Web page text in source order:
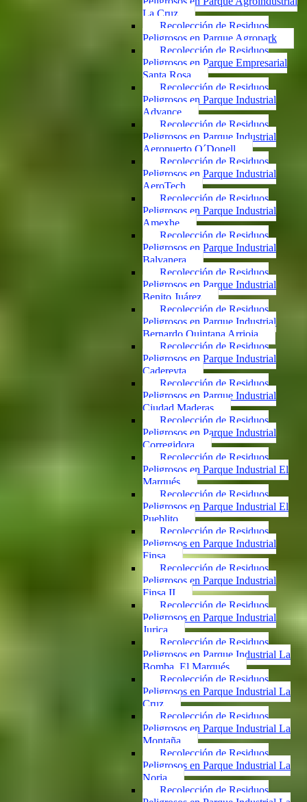
La Cruz
Recolección de Residuos
Peligrosos en Parque Agropark
Recolección de Residuos
Peligrosos en Parque Empresarial
Santa Rosa
Recolección de Residuos
Peligrosos en Parque Industrial
Advance
Recolección de Residuos
Peligrosos en Parque Industrial
Aeropuerto O´Donell
Recolección de Residuos
Peligrosos en Parque Industrial
AeroTech
Recolección de Residuos
Peligrosos en Parque Industrial
Amexhe
Recolección de Residuos
Peligrosos en Parque Industrial
Balvanera
Recolección de Residuos
Peligrosos en Parque Industrial
Benito Juárez
Recolección de Residuos
Peligrosos en Parque Industrial
Bernardo Quintana Arrioja
Recolección de Residuos
Peligrosos en Parque Industrial
Cadereyta
Recolección de Residuos
Peligrosos en Parque Industrial
Ciudad Maderas
Recolección de Residuos
Peligrosos en Parque Industrial
Corregidora
Recolección de Residuos
Peligrosos en Parque Industrial El
Marqués
Recolección de Residuos
Peligrosos en Parque Industrial El
Pueblito
Recolección de Residuos
Peligrosos en Parque Industrial
Finsa
Recolección de Residuos
Peligrosos en Parque Industrial
Finsa II
Recolección de Residuos
Peligrosos en Parque Industrial
Jurica
Recolección de Residuos
Peligrosos en Parque Industrial La
Bomba, El Marqués
Recolección de Residuos
Peligrosos en Parque Industrial La
Cruz
Recolección de Residuos
Peligrosos en Parque Industrial La
Montaña
Recolección de Residuos
Peligrosos en Parque Industrial La
Noria
Recolección de Residuos